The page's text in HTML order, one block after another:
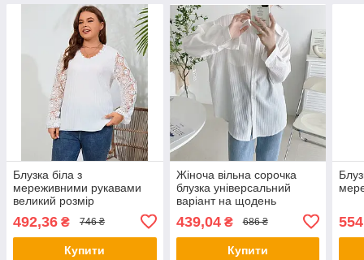
Блузка біла з
мереживними рукавами
великий розмір
492,36 ₴ 746 ₴
Купити
Жіноча вільна сорочка
блузка універсальний
варіант на щодень
439,04₴ 686 ₴
Купити